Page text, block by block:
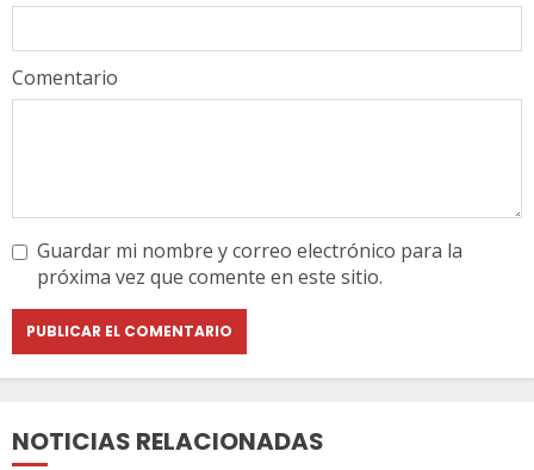
Comentario
Guardar mi nombre y correo electrónico para la
próxima vez que comente en este sitio.
NOTICIAS RELACIONADAS